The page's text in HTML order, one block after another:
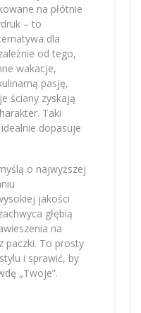
na płótnie
– to
dla
od tego,
wakacje,
pasję,
ściany zyskają
Taki
idealnie dopasuje
o najwyższej
jakości
głębią
na
paczki. To prosty
i sprawić, by
„Twoje”.